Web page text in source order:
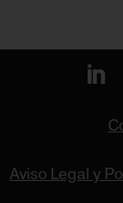
Aviso Legal y